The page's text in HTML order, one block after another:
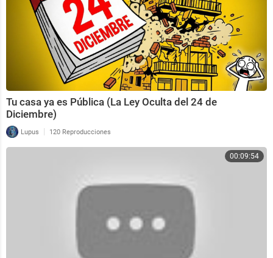
Tu casa ya es Pública (La Ley Oculta del 24 de
Diciembre)
Lupus | 120 Reproducciones
00:09:54